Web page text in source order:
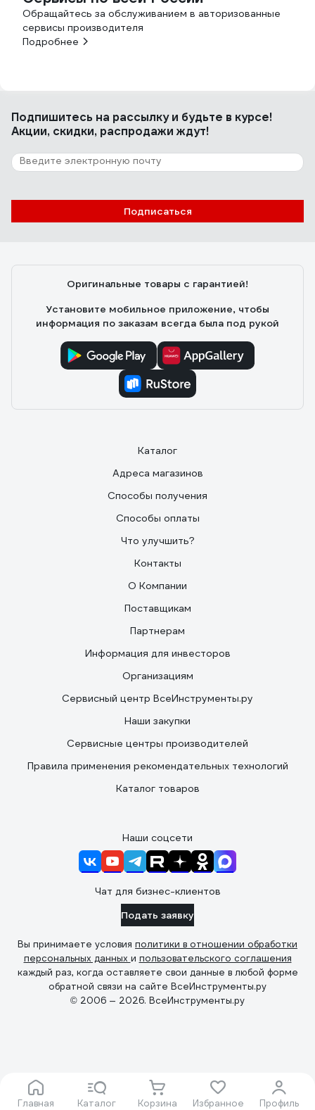
Главная Каталог Корзина Избранное Профиль
Обращайтесь за обслуживанием в авторизованные
сервисы производителя
Подробнее
Подпишитесь на рассылкуи будьте в курсе!
Акции, скидки, распродажи ждут!
Подписаться
Оригинальные товары с гарантией!
Установите мобильное приложение, чтобы
информация по заказам всегда была под рукой
Каталог
Адреса магазинов
Способы получения
Способы оплаты
Что улучшить?
Контакты
О Компании
Поставщикам
Партнерам
Информация для инвесторов
Организациям
Сервисный центр ВсеИнструменты.ру
Наши закупки
Сервисные центры производителей
Правила применения рекомендательных технологий
Каталог товаров
Наши соцсети
Чат для бизнес-клиентов
Подать заявку
Вы принимаете условия политики в отношении обработки
персональных данных и пользовательского соглашения
каждый раз, когда оставляете свои данные в любой форме
обратной связи на сайте ВсеИнструменты.ру
© 2006 — 2026. ВсеИнструменты.ру